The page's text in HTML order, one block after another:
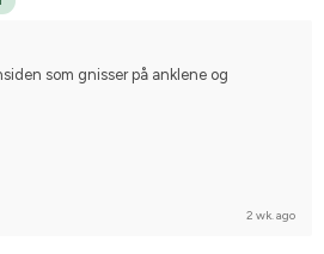
som gnisser på anklene og
2 wk. ago